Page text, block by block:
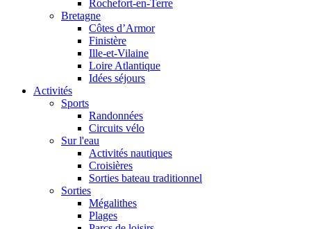
Rochefort-en-Terre
Bretagne
Côtes d’Armor
Finistère
Ille-et-Vilaine
Loire Atlantique
Idées séjours
Activités
Sports
Randonnées
Circuits vélo
Sur l'eau
Activités nautiques
Croisières
Sorties bateau traditionnel
Sorties
Mégalithes
Plages